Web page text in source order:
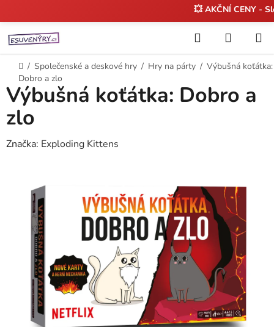
na
obsah
💥 AKČNÍ CENY -
Hledat
KOŠÍK
Domů
/ Společenské a deskové hry / Hry na párty / Výbušná koťátka:
Dobro a zlo
Výbušná koťátka: Dobro a
zlo
Značka: Exploding Kittens